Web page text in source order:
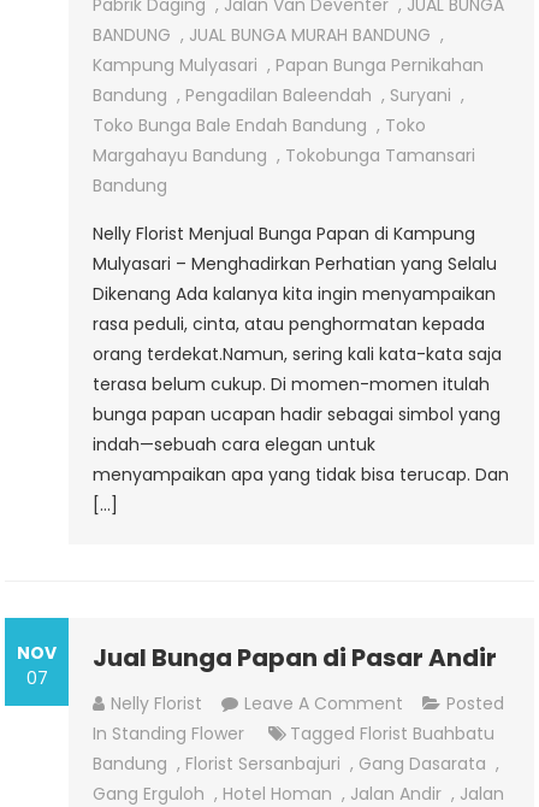
Pabrik Daging , Jalan Van Deventer , JUAL BUNGA
BANDUNG , JUAL BUNGA MURAH BANDUNG ,
Kampung Mulyasari , Papan Bunga Pernikahan
Bandung , Pengadilan Baleendah , Suryani ,
Toko Bunga Bale Endah Bandung , Toko
Margahayu Bandung , Tokobunga Tamansari
Bandung
Nelly Florist Menjual Bunga Papan di Kampung
Mulyasari – Menghadirkan Perhatian yang Selalu
Dikenang Ada kalanya kita ingin menyampaikan
rasa peduli, cinta, atau penghormatan kepada
orang terdekat.Namun, sering kali kata-kata saja
terasa belum cukup. Di momen-momen itulah
bunga papan ucapan hadir sebagai simbol yang
indah—sebuah cara elegan untuk
menyampaikan apa yang tidak bisa terucap. Dan
[…]
NOV
07
Jual Bunga Papan di Pasar Andir
Nelly Florist Leave A Comment On
Jual
Bunga
Papan
Posted
In Standing Flower Tagged Florist Buahbatu
Bandung , Florist Sersanbajuri , Gang Dasarata ,
Gang Erguloh , Hotel Homan , Jalan Andir , Jalan